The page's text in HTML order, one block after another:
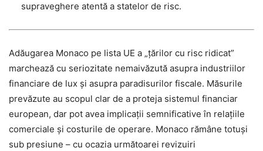
supraveghere atentă a statelor de risc.
Adăugarea Monaco pe lista UE a „țărilor cu risc ridicat”
marchează cu seriozitate nemaivăzută asupra industriilor
financiare de lux și asupra paradisurilor fiscale. Măsurile
prevăzute au scopul clar de a proteja sistemul financiar
european, dar pot avea implicații semnificative în relațiile
comerciale și costurile de operare. Monaco rămâne totuși
sub presiune – cu ocazia următoarei revizuiri